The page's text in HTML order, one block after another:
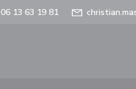
06 13 63 19 81